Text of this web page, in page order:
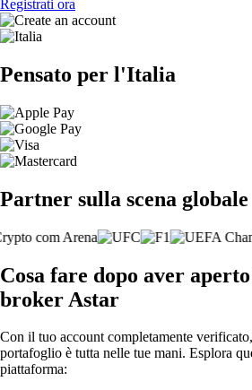
Registrati ora
Pensato per l'Italia
Partner sulla scena globale
Cosa fare dopo aver
broker Astar
Con il tuo account completamente
portafoglio è tutta nelle tue mani. Esplora
piattaforma: